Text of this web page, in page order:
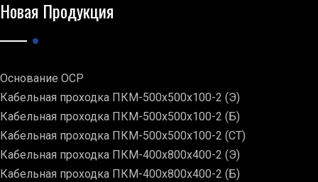
Новая Продукция
Основание ОСР
Кабельная проходка ПКМ-500х500х100-2 (Э)
Кабельная проходка ПКМ-500х500х100-2 (Б)
Кабельная проходка ПКМ-500х500х100-2 (СТ)
Кабельная проходка ПКМ-400х800х400-2 (Э)
Кабельная проходка ПКМ-400х800х400-2 (Б)